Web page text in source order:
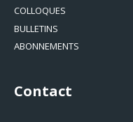
COLLOQUES
BULLETINS
ABONNEMENTS
Contact